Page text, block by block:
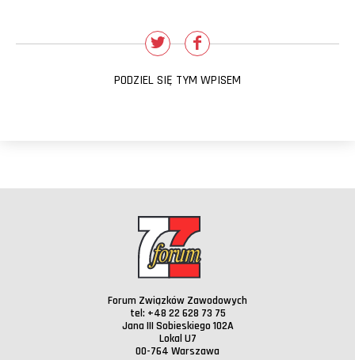
PODZIEL SIĘ TYM WPISEM
Forum Związków Zawodowych
tel: +48 22 628 73 75
Jana III Sobieskiego 102A
Lokal U7
00-764 Warszawa